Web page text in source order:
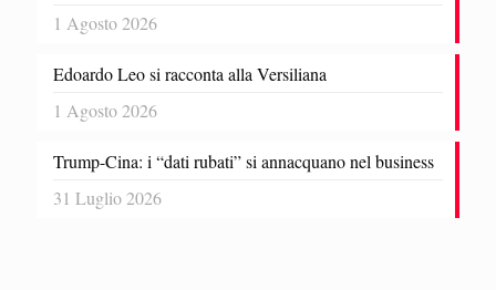
1 Agosto 2026
Edoardo Leo si racconta alla Versiliana
1 Agosto 2026
Trump-Cina: i “dati rubati” si annacquano nel business
31 Luglio 2026